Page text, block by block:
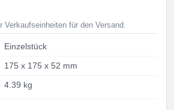
Verkaufseinheiten für den Versand.
Einzelstück
175 x 175 x 52 mm
4.39 kg